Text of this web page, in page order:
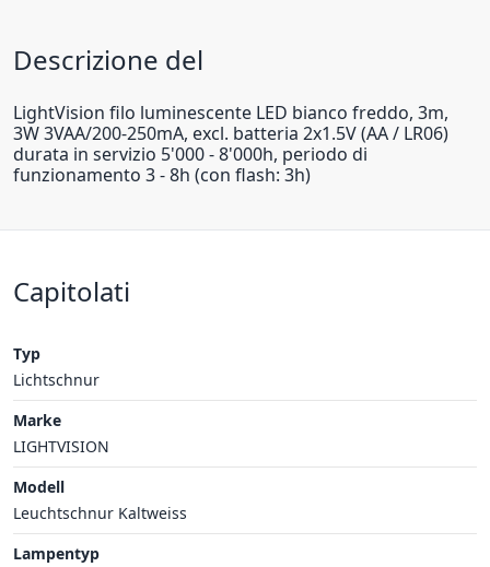
Descrizione del
LightVision filo luminescente LED bianco freddo, 3m,
3W 3VAA/200-250mA, excl. batteria 2x1.5V (AA / LR06)
durata in servizio 5'000 - 8'000h, periodo di
funzionamento 3 - 8h (con flash: 3h)
Capitolati
Typ
Lichtschnur
Marke
LIGHTVISION
Modell
Leuchtschnur Kaltweiss
Lampentyp